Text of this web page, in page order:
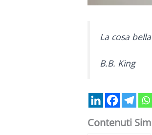
La cosa
B.B. King
Contenuti